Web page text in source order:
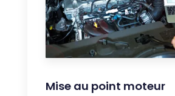
Mise au point moteur